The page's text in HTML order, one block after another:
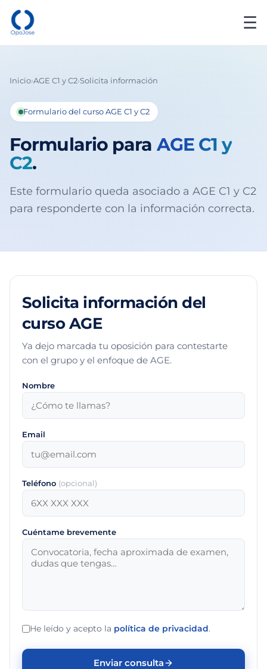
☰
Inicio›AGE C1 y C2›Solicita información
Formulario del curso AGE C1 y C2
Formulario para AGE C1 y
C2.
Este formulario queda asociado a AGE C1 y C2
para responderte con la información correcta.
Solicita información del
curso AGE
Ya dejo marcada tu oposición para contestarte
con el grupo y el enfoque de AGE.
Nombre
Email
Teléfono (opcional)
Cuéntame brevemente
He leído y acepto la política de privacidad.
Enviar consulta